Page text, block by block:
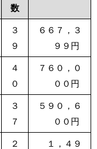
数
３
９
６６７，３
９９円
４
０
７６０，０
００円
３
７
５９０，６
００円
２
１，４９